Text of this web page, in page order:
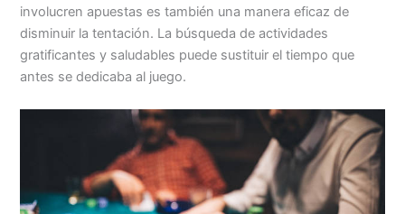
involucren apuestas es también una manera eficaz de
disminuir la tentación. La búsqueda de actividades
gratificantes y saludables puede sustituir el tiempo que
antes se dedicaba al juego.